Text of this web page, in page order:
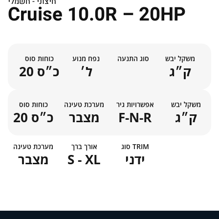
Cruise 10.0R – 20HP
כוחות סוס
20 כ״ס
נפח מנוע
ל׳
סוג התנעה משקל יבש
ק״ג
כוחות סוס
20 כ״ס
מערכת טעינה
מצבר
אפשרויות גיר
F-N-R
משקל יבש
ק״ג
מערכת טעינה
מצבר
אורך ברך
S - XL
סוג TRIM
ידני